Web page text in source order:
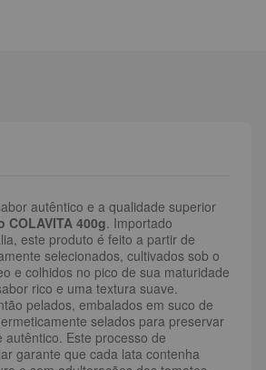
autêntico e a qualidade superior
COLAVITA 400g. Importado
este produto é feito a partir de
selecionados, cultivados sob o
e colhidos no pico de sua maturidade
rico e uma textura suave.
pelados, embalados em suco de
selados para preservar
autêntico. Este processo de
garante que cada lata contenha